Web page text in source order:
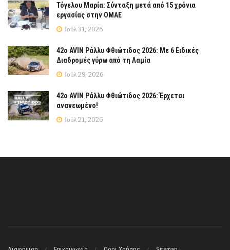
Τόγελου Μαρία: Σύνταξη μετά από 15 χρόνια
εργασίας στην ΟΜΑΕ
Ιούλ 31, 2026
42ο AVIN Ράλλυ Φθιώτιδος 2026: Με 6 Ειδικές
Διαδρομές γύρω από τη Λαμία
Ιούλ 29, 2026
42ο AVIN Ράλλυ Φθιώτιδος 2026: Έρχεται
ανανεωμένο!
Ιούλ 21, 2026